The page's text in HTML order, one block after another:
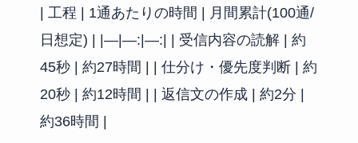
| 工程 | 1通あたりの時間 | 月間累計(100通/
日想定) | |—|—:|—:| | 受信内容の読解 | 約
45秒 | 約27時間 | | 仕分け・優先度判断 | 約
20秒 | 約12時間 | | 返信文の作成 | 約2分 |
約36時間 |